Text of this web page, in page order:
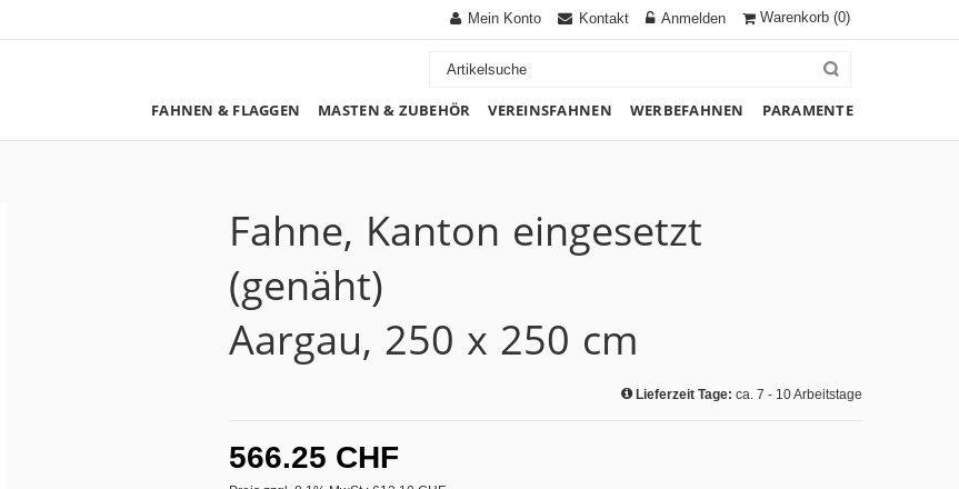
Warenkorb (0)
Mein Konto Kontakt Anmelden
FAHNEN & FLAGGEN MASTEN & ZUBEHÖR VEREINSFAHNEN WERBEFAHNEN PARAMENTE
Fahne, Kanton eingesetzt
(genäht)
Aargau, 250 x 250 cm
Lieferzeit Tage: ca. 7 - 10 Arbeitstage
566.25 CHF